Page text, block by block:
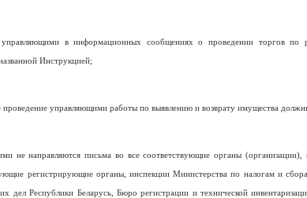
в информационных сообщениях о проведении торгов по
Инструкцией;
управляющими работы по выявлению и возврату имущества
не направляются письма во все соответствующие органы
регистрирующие органы, инспекции Министерства по налогам и
дел Республики Беларусь, Бюро регистрации и технической